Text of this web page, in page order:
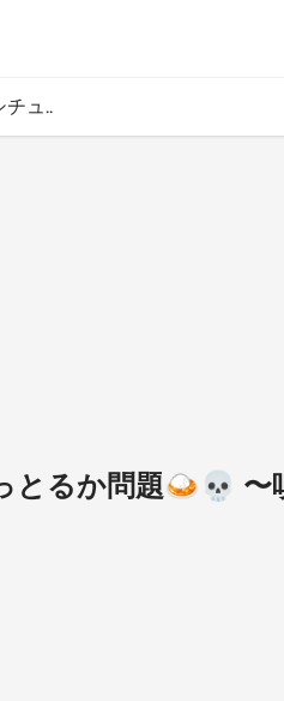
ュ..
とるか問題🍛💀 〜